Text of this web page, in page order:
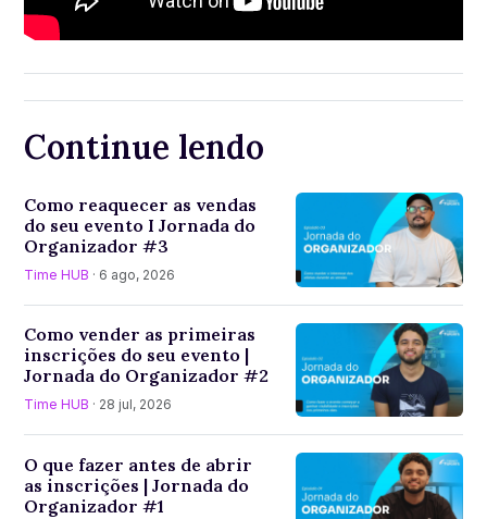
Continue lendo
Como reaquecer as vendas
do seu evento I Jornada do
Organizador #3
Time HUB · 6 ago, 2026
Como vender as primeiras
inscrições do seu evento |
Jornada do Organizador #2
Time HUB · 28 jul, 2026
O que fazer antes de abrir
as inscrições | Jornada do
Organizador #1